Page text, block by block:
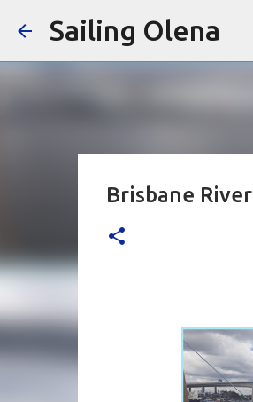
Sailing Olena
Brisbane River